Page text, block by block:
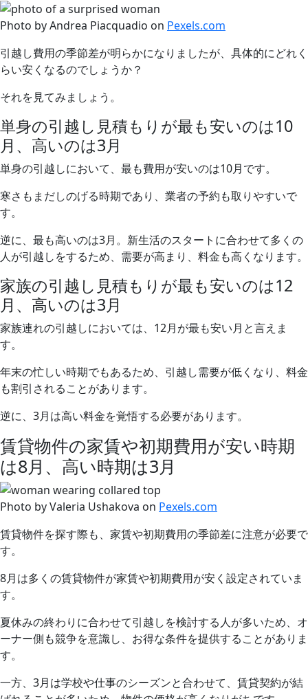
Photo by Andrea Piacquadio on Pexels.com
引越し費用の季節差が明らかになりましたが、具体的にどれく
らい安くなるのでしょうか？
それを見てみましょう。
単身の引越し見積もりが最も安いのは10
月、高いのは3月
単身の引越しにおいて、最も費用が安いのは10月です。
寒さもまだしのげる時期であり、業者の予約も取りやすいで
す。
逆に、最も高いのは3月。新生活のスタートに合わせて多くの
人が引越しをするため、需要が高まり、料金も高くなります。
家族の引越し見積もりが最も安いのは12
月、高いのは3月
家族連れの引越しにおいては、12月が最も安い月と言えま
す。
年末の忙しい時期でもあるため、引越し需要が低くなり、料金
も割引されることがあります。
逆に、3月は高い料金を覚悟する必要があります。
賃貸物件の家賃や初期費用が安い時期
は8月、高い時期は3月
Photo by Valeria Ushakova on Pexels.com
賃貸物件を探す際も、家賃や初期費用の季節差に注意が必要で
す。
8月は多くの賃貸物件が家賃や初期費用が安く設定されていま
す。
夏休みの終わりに合わせて引越しを検討する人が多いため、オ
ーナー側も競争を意識し、お得な条件を提供することがありま
す。
一方、3月は学校や仕事のシーズンと合わせて、賃貸契約が結